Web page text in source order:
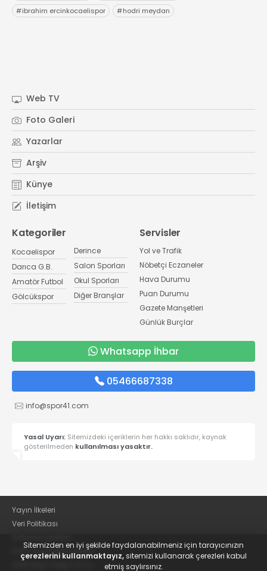
#ibrahim ercinkocaelispor #hodri meydan
Web TV
Foto Galeri
Yazarlar
Arşiv
Künye
İletişim
Kategoriler
Kocaelispor
Darıca G.B.
Amatör Futbol
Gölcükspor
Derince
Salon Sporları
Okul Sporları
Diğer Branşlar
Servisler
Yol ve Trafik
Nöbetçi Eczaneler
Hava Durumu
Puan Durumu
Gazete Manşetleri
Günlük Burçlar
Whatsapp İhbar
05466687338
info@spor41.com
Yasal Uyarı: Sitemizdeki içeriklerin her hakkı saklıdır, kaynak
gösterilmeden kullanılması yasaktır.
Yayın İlkeleri
Veri Politikası
KVKK Aydınlatma Metni
Sitemizden en iyi şekilde faydalanabilmeniz için tarayıcınızın
çerezlerini kullanmaktayız,sitemizi kullanarak çerezleri kabul
etmiş saylırsınız.